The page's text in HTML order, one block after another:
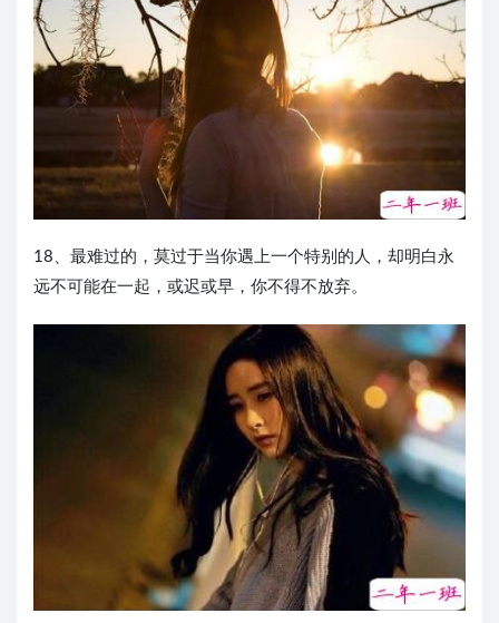
18、最难过的，莫过于当你遇上一个特别的人，却明白永
远不可能在一起，或迟或早，你不得不放弃。